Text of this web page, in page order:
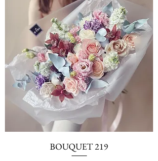
BOUQUET 219